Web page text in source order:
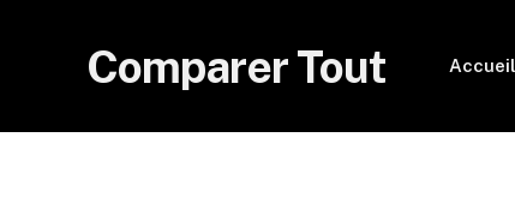
Comparer Tout Accueil